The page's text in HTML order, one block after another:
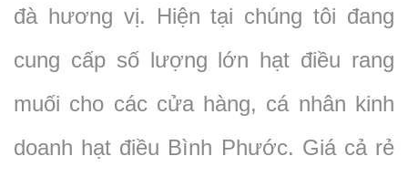
đà hương vị. Hiện tại chúng tôi đang
cung cấp số lượng lớn hạt điều rang
muối cho các cửa hàng, cá nhân kinh
doanh hạt điều Bình Phước. Giá cả rẻ